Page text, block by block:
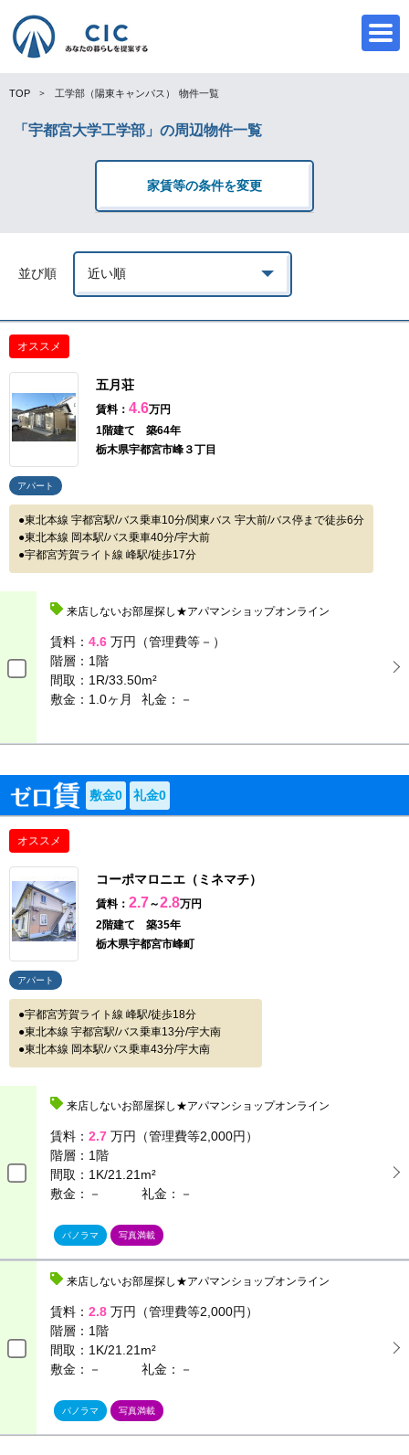
TOP 工学部（陽東キャンパス） 物件一覧
「宇都宮大学工学部」の周辺物件一覧
家賃等の条件を変更
並び順
オススメ
五月荘
賃料： 4.6万円
1階建て 築64年
栃木県宇都宮市峰３丁目
アパート
東北本線 宇都宮駅/バス乗車10分/関東バス 宇大前/バス停まで徒歩6分
東北本線 岡本駅/バス乗車40分/宇大前
宇都宮芳賀ライト線 峰駅/徒歩17分
来店しないお部屋探し★アパマンショップオンライン
賃料： 4.6 万円（管理費等－）
階層： 1階
間取： 1R/33.50m²
敷金：1.0ヶ月
礼金：－
敷金0 礼金0
オススメ
コーポマロニエ（ミネマチ）
賃料： 2.7～2.8万円
2階建て 築35年
栃木県宇都宮市峰町
アパート
宇都宮芳賀ライト線 峰駅/徒歩18分
東北本線 宇都宮駅/バス乗車13分/宇大南
東北本線 岡本駅/バス乗車43分/宇大南
来店しないお部屋探し★アパマンショップオンライン
賃料： 2.7 万円（管理費等2,000円）
階層： 1階
間取： 1K/21.21m²
敷金：－
礼金：－
パノラマ 写真満載
来店しないお部屋探し★アパマンショップオンライン
賃料： 2.8 万円（管理費等2,000円）
階層： 1階
間取： 1K/21.21m²
敷金：－
礼金：－
パノラマ 写真満載